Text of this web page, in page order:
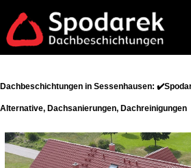
Dachbeschichtungen in Sessenhausen:
Alternative, Dachsanierungen, Dachreinigungen